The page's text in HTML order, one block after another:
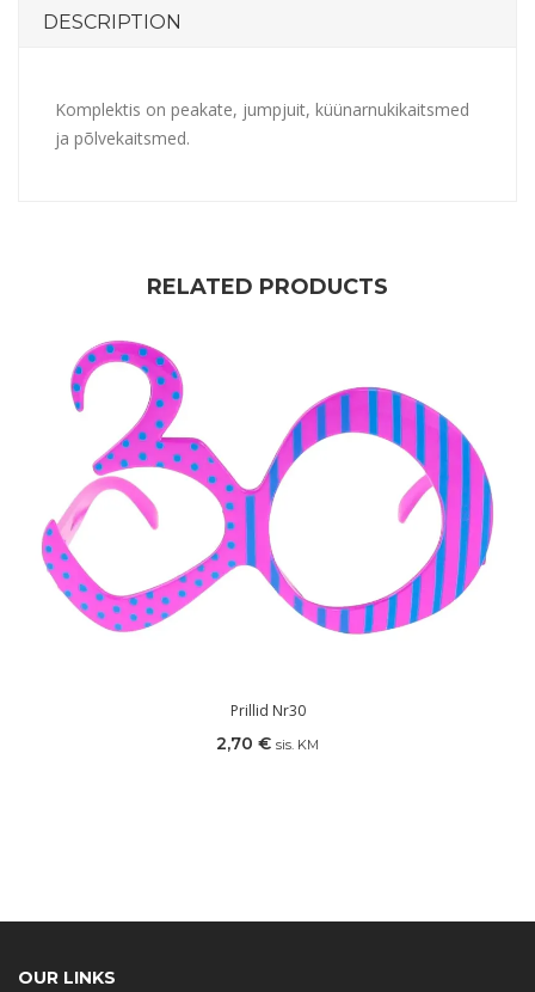
DESCRIPTION
Komplektis on peakate, jumpjuit, küünarnukikaitsmed
ja põlvekaitsmed.
RELATED PRODUCTS
Prillid Nr30
2,70 € sis. KM
OUR LINKS